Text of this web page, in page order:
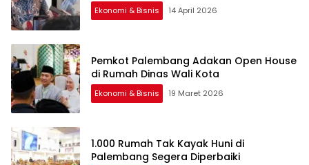
Ekonomi & Bisnis 14 April 2026
Pemkot Palembang Adakan Open House
di Rumah Dinas Wali Kota
Ekonomi & Bisnis 19 Maret 2026
1.000 Rumah Tak Kayak Huni di
Palembang Segera Diperbaiki